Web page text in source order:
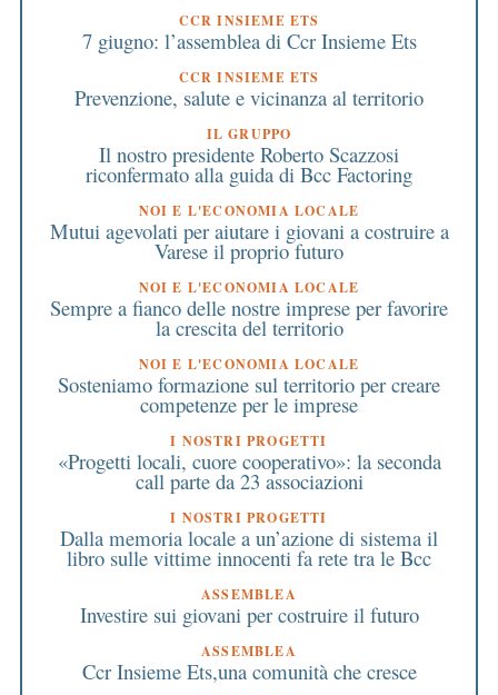
CCR INSIEME ETS
7 giugno: l’assemblea di Ccr Insieme Ets
CCR INSIEME ETS
Prevenzione, salute e vicinanza al territorio
IL GRUPPO
Il nostro presidente Roberto Scazzosi
riconfermato alla guida di Bcc Factoring
NOI E L'ECONOMIA LOCALE
Mutui agevolati per aiutare i giovani a costruire a
Varese il proprio futuro
NOI E L'ECONOMIA LOCALE
Sempre a fianco delle nostre imprese per favorire
la crescita del territorio
NOI E L'ECONOMIA LOCALE
Sosteniamo formazione sul territorio per creare
competenze per le imprese
I NOSTRI PROGETTI
«Progetti locali, cuore cooperativo»: la seconda
call parte da 23 associazioni
I NOSTRI PROGETTI
Dalla memoria locale a un’azione di sistema il
libro sulle vittime innocenti fa rete tra le Bcc
ASSEMBLEA
Investire sui giovani per costruire il futuro
ASSEMBLEA
Ccr Insieme Ets,una comunità che cresce